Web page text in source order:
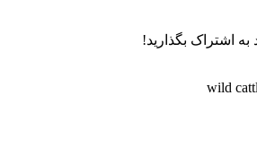
به اشتراک بگذارید!